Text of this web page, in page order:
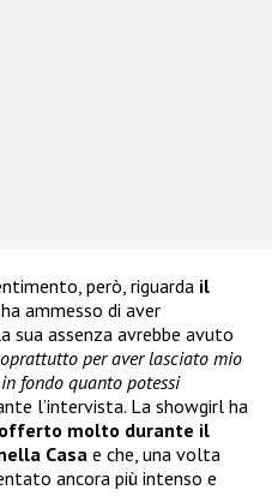
però, riguarda il
ha ammesso di aver
assenza avrebbe avuto
per aver lasciato mio
fondo quanto potessi
l’intervista. La showgirl ha
molto durante il
Casa e che, una volta
ancora più intenso e